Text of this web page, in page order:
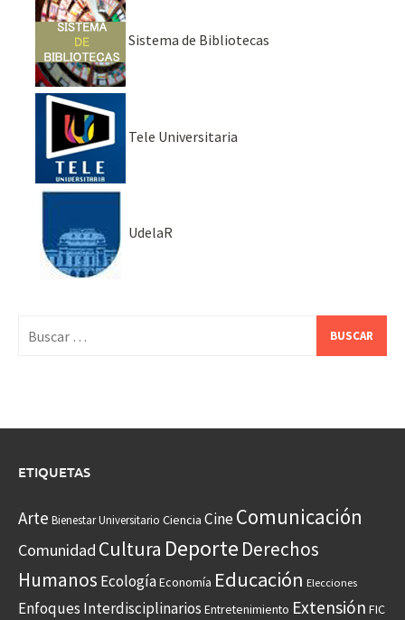
Sistema de Bibliotecas
Tele Universitaria
UdelaR
ETIQUETAS
Arte Bienestar Universitario Ciencia CineComunicación
Comunidad Cultura Deporte Derechos
Humanos EcologíaEconomía Educación Elecciones
Enfoques Interdisciplinarios Entretenimiento Extensión FIC